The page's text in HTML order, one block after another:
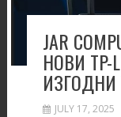
JAR
НОВИ TP-
JULY 17, 2025